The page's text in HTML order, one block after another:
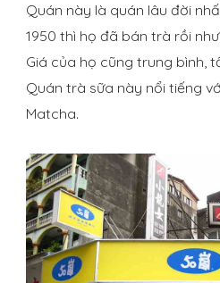
Quán này là quán lâu đời
1950 thì họ đã bán trà rồi
Giá của họ cũng trung bình,
Quán trà sữa này nổi tiếng
Matcha.